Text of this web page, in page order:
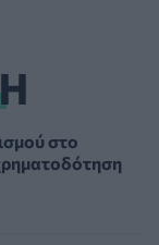
ορμονική
στο